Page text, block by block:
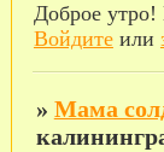
Доброе утро!
Войдитеили
» Мама